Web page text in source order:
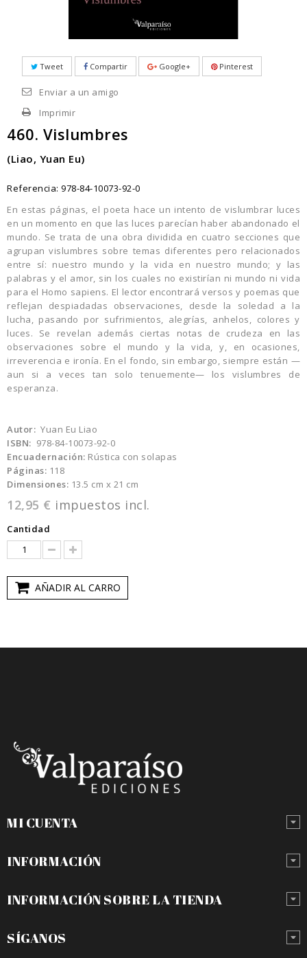
Tweet Compartir Google+ Pinterest
Enviar a un amigo
Imprimir
460. Vislumbres
(Liao, Yuan Eu)
Referencia: 978-84-10073-92-0
En estas páginas, el poeta hace un intento de vislumbrar luces
en un momento en que las luces parecían haber abandonado el
mundo. Se trata de una obra dividida en cuatro secciones que
agrupan vislumbres sobre temas diferentes pero relacionados
entre sí: nuestro mundo y la vida en nuestro mundo; y las
palabras y el amor, sin los cuales no existirían ni mundo ni vida
para el Homo sapiens. El lector encontrará versos y poemas que
reflejan despiadadas observaciones, desde la soledad a la
lucha, pasando por sufrimientos, alegrías, anhelos, colores y
luces. Se revelan además ciertas notas de crudeza en las
observaciones sobre el mundo y la vida, y, en ocasiones,
irreverencia e ironía. En el fondo, sin embargo, siempre están —
aun si a veces tan solo tenuemente— los vislumbres de
esperanza.
Autor: Yuan Eu Liao
ISBN: 978-84-10073-92-0
Encuadernación: Rústica con solapas
Páginas: 118
Dimensiones: 13.5 cm x 21 cm
12,95 € impuestos incl.
Cantidad
AÑADIR AL CARRO
MI CUENTA
INFORMACIÓN
INFORMACIÓN SOBRE LA TIENDA
SÍGANOS